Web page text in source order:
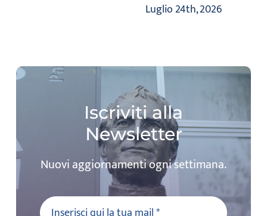
Luglio 24th, 2026
Iscriviti alla
Newsletter
Nuovi aggiornamenti ogni settimana.